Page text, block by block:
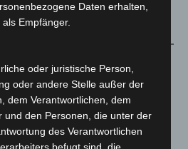
Daten erhalten,
Empfänger.
oder juristische Person,
oder andere Stelle außer der
dem Verantwortlichen, dem
und den Personen, die unter der
des Verantwortlichen
befugt sind, die